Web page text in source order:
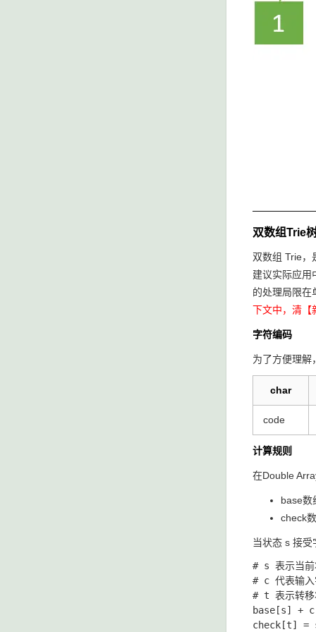
双数组Trie
双数组 Trie，
建议实际应用
的处理局限在
下文中，清【
字符编码
为了方便理解
char
code
计算规则
在Double
base数
check
当状态 s 接受
# s 表示当前
# c 代表输
# t 表示转移
base[s] +
check[t] = s